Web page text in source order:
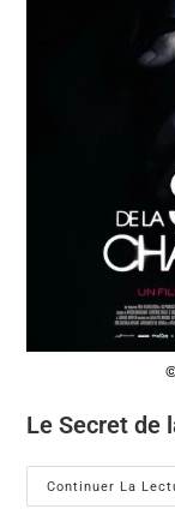
Le Secret de
Continuer La